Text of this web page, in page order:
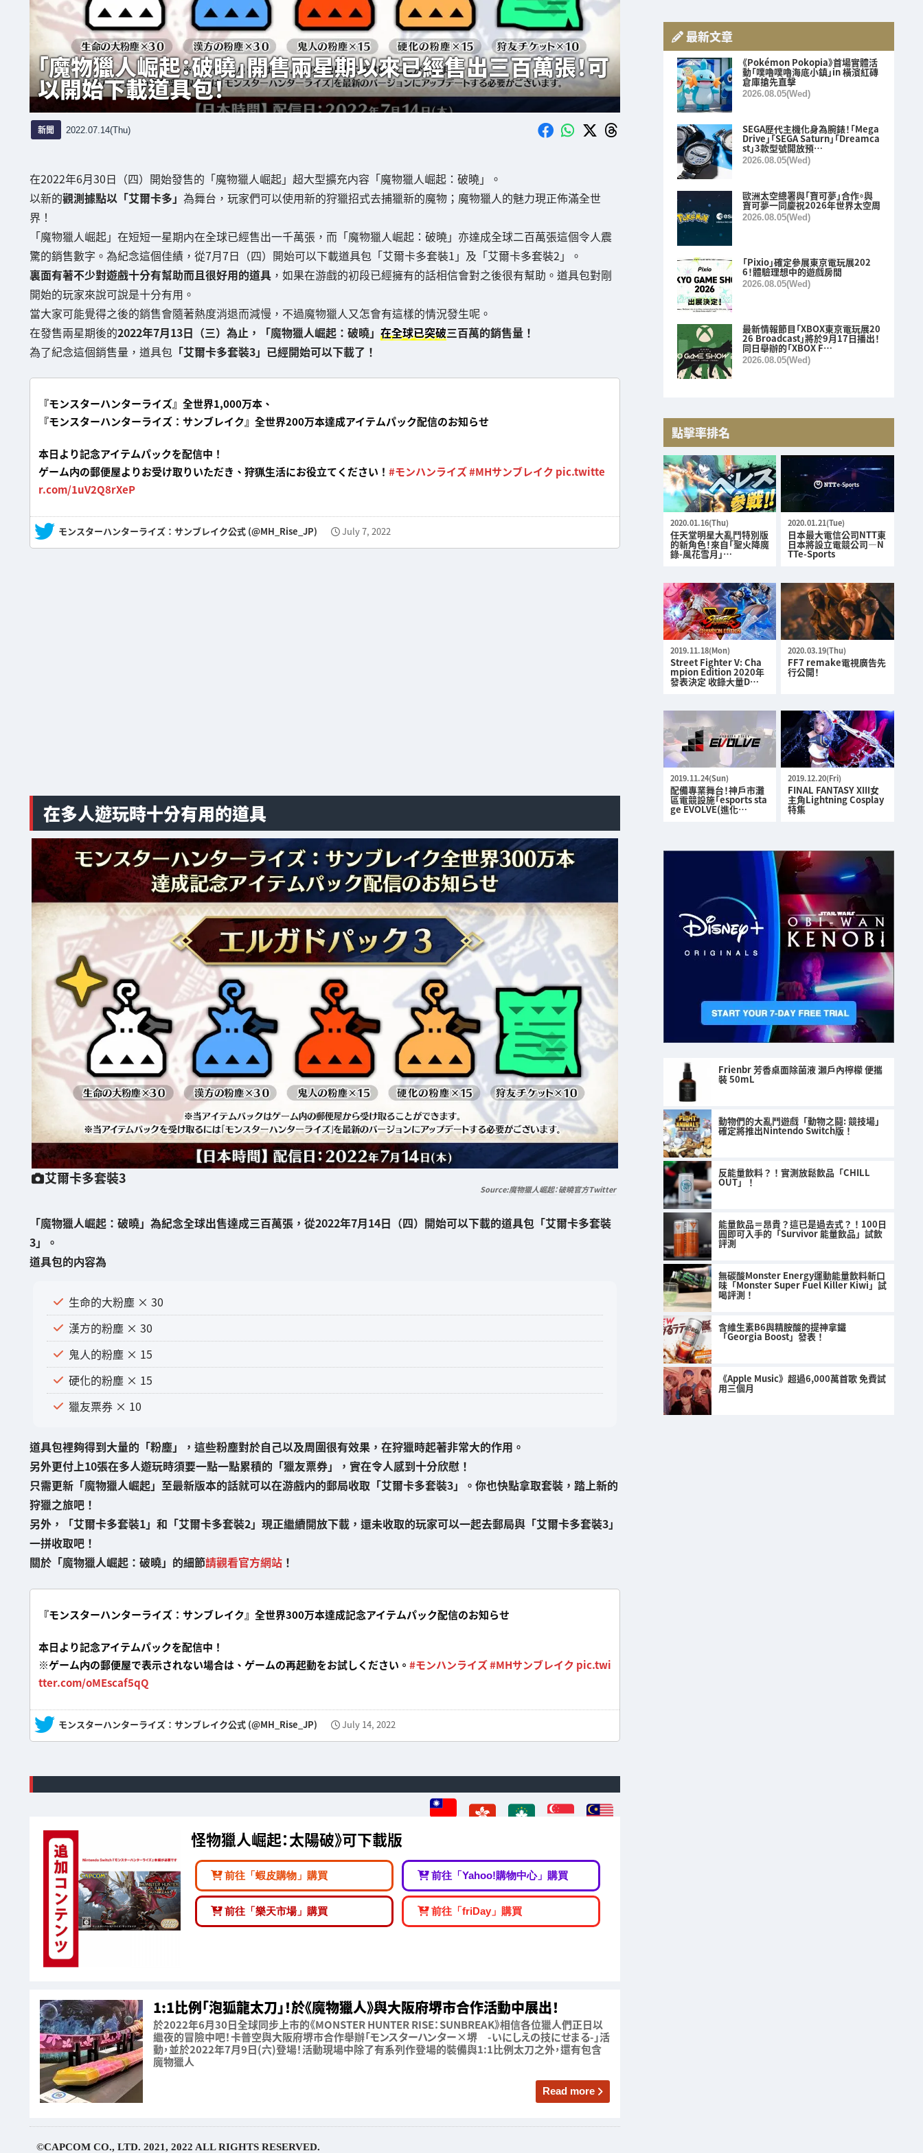
「魔物獵人崛起：破曉」開售兩星期以來已經售出三百萬張！可
以開始下載道具包！
新聞 2022.07.14(Thu)
在2022年6月30日（四）開始發售的「魔物獵人崛起」超大型擴充内容「魔物獵人崛起：破曉」。
以新的觀測據點以「艾爾卡多」 為舞台，玩家們可以使用新的狩獵招式去捕獵新的魔物；魔物獵人的魅力現正佈滿全世
界！
「魔物獵人崛起」在短短一星期内在全球已經售出一千萬張，而「魔物獵人崛起：破曉」亦達成全球二百萬張這個令人震
驚的銷售數字。為紀念這個佳績，從7月7日（四）開始可以下載道具包「艾爾卡多套裝1」及「艾爾卡多套裝2」。
裏面有著不少對遊戲十分有幫助而且很好用的道具，如果在游戲的初段已經擁有的話相信會對之後很有幫助。道具包對剛
開始的玩家來說可說是十分有用。
當大家可能覺得之後的銷售會隨著熱度消退而減慢，不過魔物獵人又怎會有這樣的情況發生呢。
在發售兩星期後的2022年7月13日（三）為止，「魔物獵人崛起：破曉」 在全球已突破三百萬的銷售量！
為了紀念這個銷售量，道具包「艾爾卡多套裝3」已經開始可以下載了！
『モンスターハンターライズ』全世界1,000万本、
『モンスターハンターライズ：サンブレイク』全世界200万本達成アイテムパック配信のお知らせ
本日より記念アイテムパックを配信中！
ゲーム内の郵便屋よりお受け取りいただき、狩猟生活にお役立てください！ #モンハンライズ#MHサンブレイク pic.twitte
r.com/1uV2Q8rXeP
— モンスターハンターライズ：サンブレイク公式 (@MH_Rise_JP) July 7, 2022
在多人遊玩時十分有用的道具
艾爾卡多套裝3
魔物獵人崛起：破曉官方Twitter
「魔物獵人崛起：破曉」 為紀念全球出售達成三百萬張，從2022年7月14日（四）開始可以下載的道具包「艾爾卡多套裝
3」。
道具包的内容為
生命的大粉塵 × 30
漢方的粉塵 × 30
鬼人的粉塵 × 15
硬化的粉塵 × 15
獵友票券 × 10
道具包裡夠得到大量的「粉塵」，這些粉塵對於自己以及周圍很有效果，在狩獵時起著非常大的作用。
另外更付上10張在多人遊玩時須要一點一點累積的「獵友票券」，實在令人感到十分欣慰！
只需更新「魔物獵人崛起」 至最新版本的話就可以在游戲内的郵局收取「艾爾卡多套裝3」。你也快點拿取套裝，踏上新的
狩獵之旅吧！
另外，「艾爾卡多套裝1」和「艾爾卡多套裝2」現正繼續開放下載，還未收取的玩家可以一起去郵局與「艾爾卡多套裝3」
一拼收取吧！
關於「魔物獵人崛起：破曉」的細節請觀看官方網站！
『モンスターハンターライズ：サンブレイク』全世界300万本達成記念アイテムパック配信のお知らせ
本日より記念アイテムパックを配信中！
※ゲーム内の郵便屋で表示されない場合は、ゲームの再起動をお試しください。 #モンハンライズ#MHサンブレイク pic.twi
tter.com/oMEscaf5qQ
— モンスターハンターライズ：サンブレイク公式 (@MH_Rise_JP) July 14, 2022
怪物獵人崛起：太陽破》可下載版
前往「蝦皮購物」購買 前往「Yahoo!購物中心」購買
前往「樂天市場」購買 前往「friDay」購買
1:1比例「泡狐龍太刀」！於《魔物獵人》與大阪府堺市合作活動中展出！
於2022年6月30日全球同步上市的《MONSTER HUNTER RISE：SUNBREAK》相信各位獵人們正日以
繼夜的冒險中吧！卡普空與大阪府堺市合作舉辦「モンスターハンター×堺 -いにしえの技にせまる-」活
動，並於2022年7月9日(六)登場！活動現場中除了有系列作登場的裝備與1:1比例太刀之外，還有包含
魔物獵人
Read more
©CAPCOM CO., LTD. 2021, 2022 ALL RIGHTS RESERVED.
最新文章
《Pokémon Pokopia》首場實體活
動「噗嚕噗嚕海底小鎮」in 橫濱紅磚
倉庫搶先直擊
2026.08.05(Wed)
SEGA歷代主機化身為腕錶！「Mega
Drive」「SEGA Saturn」「Dreamca
st」3款型號開放預…
2026.08.05(Wed)
歐洲太空總署與「寶可夢」合作。與
寶可夢一同慶祝2026年世界太空周
2026.08.05(Wed)
「Pixio」確定參展東京電玩展202
6！體驗理想中的遊戲房間
2026.08.05(Wed)
最新情報節目「XBOX東京電玩展20
26 Broadcast」將於9月17日播出！
同日舉辦的「XBOX F…
2026.08.05(Wed)
點擊率排名
2020.01.16(Thu)
任天堂明星大亂鬥特別版
的新角色！來自「聖火降魔
錄-風花雪月」…
2020.01.21(Tue)
日本最大電信公司NTT東
日本將設立電競公司—N
TTe-Sports
2019.11.18(Mon)
Street Fighter V: Cha
mpion Edition 2020年
發表決定 收錄大量D…
2020.03.19(Thu)
FF7 remake電視廣告先
行公開！
2019.11.24(Sun)
配備專業舞台！神戶市灘
區電競設施「esports sta
ge EVOLVE(進化…
2019.12.20(Fri)
FINAL FANTASY XIII女
主角Lightning Cosplay
特集
Frienbr 芳香桌面除菌液 瀨戶內檸檬 便攜
裝 50mL
動物們的大亂鬥遊戲「動物之鬪: 競技場」
確定將推出Nintendo Switch版！
反能量飲料？！實測放鬆飲品「CHILL
OUT」！
能量飲品＝昂貴？這已是過去式？！100日
圓即可入手的「Survivor 能量飲品」試飲
評測
無碳酸Monster Energy運動能量飲料新口
味「Monster Super Fuel Killer Kiwi」試
喝評測！
含維生素B6與精胺酸的提神拿鐵
「Georgia Boost」發表！
《Apple Music》超過6,000萬首歌 免費試
用三個月